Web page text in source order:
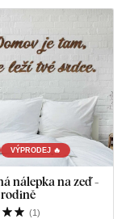
VÝPRODEJ 🔥
nálepka na zeď -
(1)